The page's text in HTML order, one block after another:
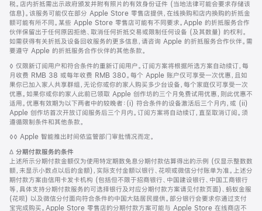
税。店内折抵需出示政府颁发并附有照片的有效身份证件 (当地法律可能会要求存储该
信息)。该服务可能仅在部分 Apple Store 零售店提供，在线换购和店内换购的折抵金
额可能有所不同。某些 Apple Store 零售店可能有不同要求。Apple 的折抵服务合作
伙伴保留出于任何原因拒绝、取消任何折抵交易或限制任何设备 (及其数量) 的权利。
如需获得有关折抵及设备回收服务的更多信息，请咨询 Apple 的折抵服务合作伙伴。需
要遵守 Apple 的折抵服务合作伙伴的其他条款。
脚
注
◊ 仅限新订阅用户和符合条件的重新订阅用户。订阅方案将根据所选方案自动续订，每
月收费 RMB 38 或每年收费 RMB 380。每个 Apple 账户仅可享受一次优惠，且如
果你已加入家人共享群组，无论你或你的家人购买多少台设备，每个家庭仅可享受一次
优惠。如果你或你的家人此前已领取 Apple 创作坊的三个月免费试用优惠，则此优惠不
适用。优惠有效期为以下两者中的较晚者：(i) 符合条件的设备激活后三个月内，或 (ii)
Apple 创作坊首次开放订阅服务后三个月内。订阅方案将自动续订，直至取消订阅。须
遵循限制条件和其他条款。
脚
◊◊ Apple 智能推出时间依监管部门审批情况而定。
脚
注
∆ 分期付款服务的条件
上述所示分期付款金额仅为使用特定期数免息分期付款估算得出的示例 (仅显示整数数
额，未显示小数点以后的金额)，实际支付金额以银行、花呗或微信分付账单为准。上述分
期付款方案由信用卡发卡机构 (包括但不限于招商银行、中国建设银行、中国工商银行
等，具体支持分期付款服务的可选择银行及对应分期付款方案请见付款页面)、蚂蚁金服
(花呗) 以及微信分付面向符合条件的中国大陆居民提供。部分银行会要求你通过支付
宝完成购买。Apple Store 零售店的分期付款方案可能与 Apple Store 在线商店不